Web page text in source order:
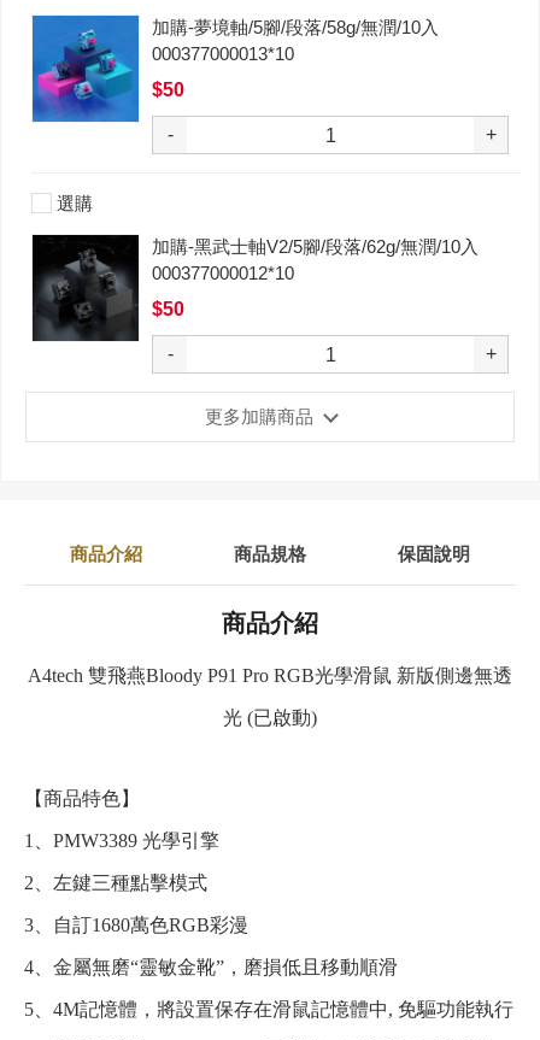
加購-夢境軸/5腳/段落/58g/無潤/10入
000377000013*10
$50
- +
選購
加購-黑武士軸V2/5腳/段落/62g/無潤/10入
000377000012*10
$50
- +
更多加購商品
商品介紹 商品規格 保固說明
商品介紹
A4tech 雙飛燕Bloody P91 Pro RGB光學滑鼠 新版側邊無透
光 (已啟動)
【商品特色】
1、PMW3389 光學引擎
2、左鍵三種點擊模式
3、自訂1680萬色RGB彩漫
4、金屬無磨“靈敏金靴”，磨損低且移動順滑
5、4M記憶體，將設置保存在滑鼠記憶體中, 免驅功能執行